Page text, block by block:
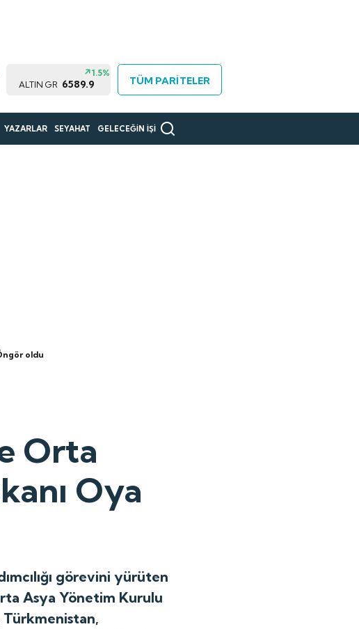
ALTIN GR 6589.9
1.5%
TÜM PARİTELER
YAZARLAR SEYAHAT GELECEĞİN İŞİ
oldu
Orta
Oya
görevini yürüten
Asya Yönetim Kurulu